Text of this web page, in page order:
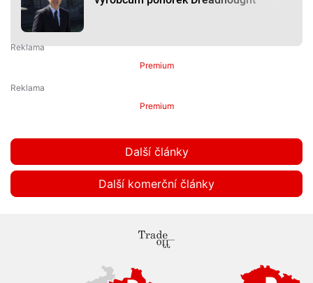
Premium
Premium
Další články
Další komerční články